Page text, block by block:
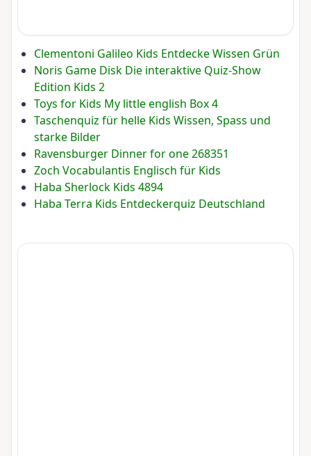
Clementoni Galileo Kids Entdecke Wissen Grün
Noris Game Disk Die interaktive Quiz-Show
Edition Kids 2
Toys for Kids My little english Box 4
Taschenquiz für helle Kids Wissen, Spass und
starke Bilder
Ravensburger Dinner for one 268351
Zoch Vocabulantis Englisch für Kids
Haba Sherlock Kids 4894
Haba Terra Kids Entdeckerquiz Deutschland